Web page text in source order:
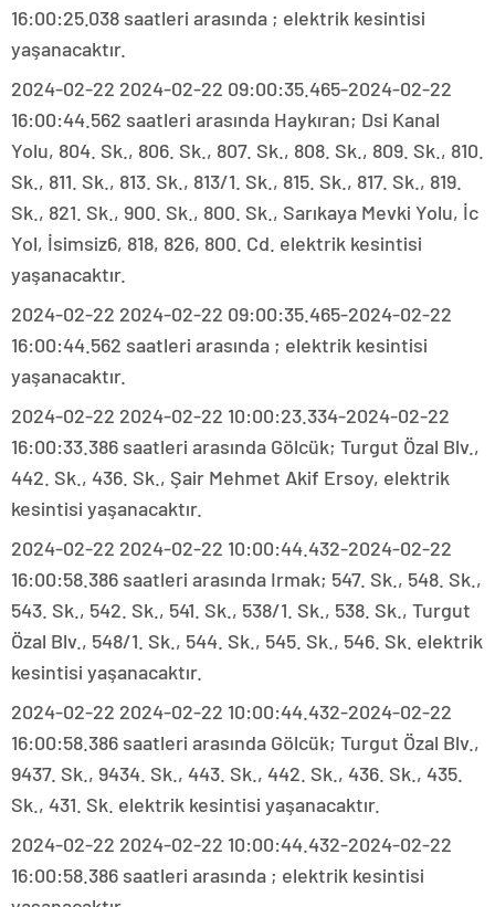
16:00:25.038 saatleri arasında ; elektrik kesintisi
yaşanacaktır.
2024-02-22 2024-02-22 09:00:35.465-2024-02-22
16:00:44.562 saatleri arasında Haykıran; Dsi Kanal
Yolu, 804. Sk., 806. Sk., 807. Sk., 808. Sk., 809. Sk., 810.
Sk., 811. Sk., 813. Sk., 813/1. Sk., 815. Sk., 817. Sk., 819.
Sk., 821. Sk., 900. Sk., 800. Sk., Sarıkaya Mevki Yolu, İc
Yol, İsimsiz6, 818, 826, 800. Cd. elektrik kesintisi
yaşanacaktır.
2024-02-22 2024-02-22 09:00:35.465-2024-02-22
16:00:44.562 saatleri arasında ; elektrik kesintisi
yaşanacaktır.
2024-02-22 2024-02-22 10:00:23.334-2024-02-22
16:00:33.386 saatleri arasında Gölcük; Turgut Özal Blv.,
442. Sk., 436. Sk., Şair Mehmet Akif Ersoy, elektrik
kesintisi yaşanacaktır.
2024-02-22 2024-02-22 10:00:44.432-2024-02-22
16:00:58.386 saatleri arasında Irmak; 547. Sk., 548. Sk.,
543. Sk., 542. Sk., 541. Sk., 538/1. Sk., 538. Sk., Turgut
Özal Blv., 548/1. Sk., 544. Sk., 545. Sk., 546. Sk. elektrik
kesintisi yaşanacaktır.
2024-02-22 2024-02-22 10:00:44.432-2024-02-22
16:00:58.386 saatleri arasında Gölcük; Turgut Özal Blv.,
9437. Sk., 9434. Sk., 443. Sk., 442. Sk., 436. Sk., 435.
Sk., 431. Sk. elektrik kesintisi yaşanacaktır.
2024-02-22 2024-02-22 10:00:44.432-2024-02-22
16:00:58.386 saatleri arasında ; elektrik kesintisi